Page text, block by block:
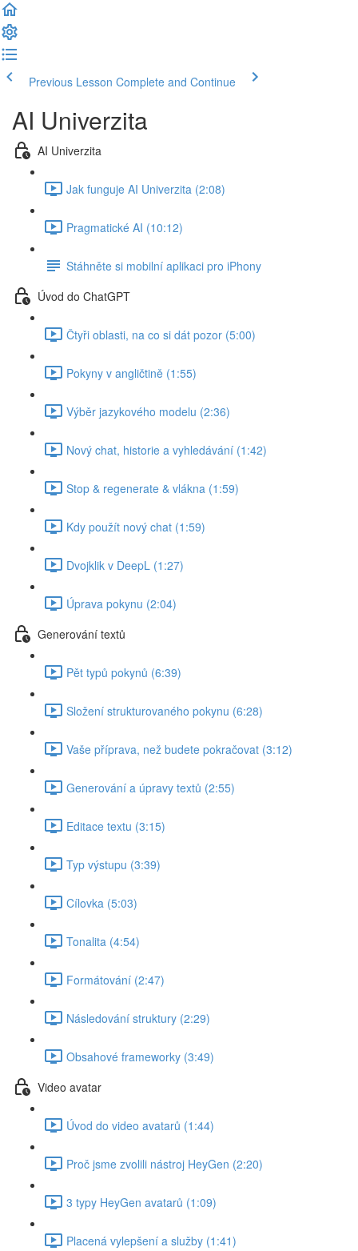
Previous Lesson Complete and Continue
AI Univerzita
AI Univerzita
Jak funguje AI Univerzita (2:08)
Pragmatické AI (10:12)
Stáhněte si mobilní aplikaci pro iPhony
Úvod do ChatGPT
Čtyři oblasti, na co si dát pozor (5:00)
Pokyny v angličtině (1:55)
Výběr jazykového modelu (2:36)
Nový chat, historie a vyhledávání (1:42)
Stop & regenerate & vlákna (1:59)
Kdy použít nový chat (1:59)
Dvojklik v DeepL (1:27)
Úprava pokynu (2:04)
Generování textů
Pět typů pokynů (6:39)
Složení strukturovaného pokynu (6:28)
Vaše příprava, než budete pokračovat (3:12)
Generování a úpravy textů (2:55)
Editace textu (3:15)
Typ výstupu (3:39)
Cílovka (5:03)
Tonalita (4:54)
Formátování (2:47)
Následování struktury (2:29)
Obsahové frameworky (3:49)
Video avatar
Úvod do video avatarů (1:44)
Proč jsme zvolili nástroj HeyGen (2:20)
3 typy HeyGen avatarů (1:09)
Placená vylepšení a služby (1:41)